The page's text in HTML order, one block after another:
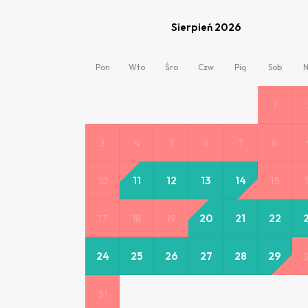
Sierpień 2026
Pon Wto Śro Czw Pią Sob
1
3 4 5 6 7 8
10 11 12 13 14 15
17 18 19 20 21 22
24 25 26 27 28 29
31